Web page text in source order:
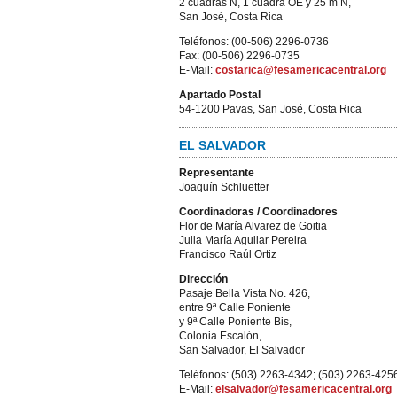
San José, Costa Rica
Teléfonos: (00-506) 2296-0736
Fax: (00-506) 2296-0735
E-Mail: costarica@fesamericacentral.org
Apartado Postal
54-1200 Pavas, San José, Costa Rica
EL SALVADOR
Representante
Joaquín Schluetter
Coordinadoras / Coordinadores
Flor de María Alvarez de Goitia
Julia María Aguilar Pereira
Francisco Raúl Ortiz
Dirección
Pasaje Bella Vista No. 426,
entre 9ª Calle Poniente
y 9ª Calle Poniente Bis,
Colonia Escalón,
San Salvador, El Salvador
Teléfonos: (503) 2263-4342; (503) 2263-
E-Mail: elsalvador@fesamericacentral.org